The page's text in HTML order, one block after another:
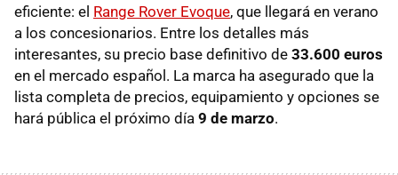
eficiente: el Range Rover Evoque, que llegará en verano
a los concesionarios. Entre los detalles más
interesantes, su precio base definitivo de 33.600 euros
en el mercado español. La marca ha asegurado que la
lista completa de precios, equipamiento y opciones se
hará pública el próximo día 9 de marzo.